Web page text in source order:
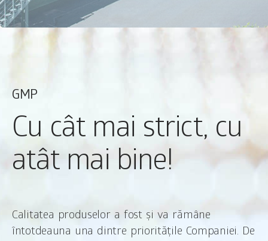
GMP
Cu cât mai strict, cu
atât mai bine!
Calitatea produselor a fost și va rămâne
întotdeauna una dintre prioritățile Companiei. De